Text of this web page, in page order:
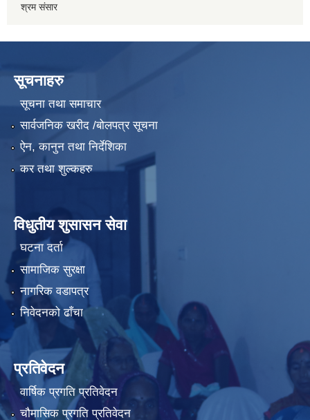
श्रम संसार
सूचनाहरु
सूचना तथा समाचार
सार्वजनिक खरीद /बोलपत्र सूचना
ऐन, कानुन तथा निर्देशिका
कर तथा शुल्कहरु
विधुतीय शुसासन सेवा
घटना दर्ता
सामाजिक सुरक्षा
नागरिक वडापत्र
निवेदनको ढाँचा
प्रतिवेदन
वार्षिक प्रगति प्रतिवेदन
चौमासिक प्रगति प्रतिवेदन